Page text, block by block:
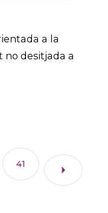
a la
desitjada a
41